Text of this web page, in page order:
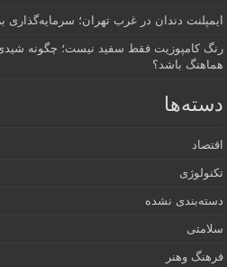
ایمپلنت دندان در غرب تهران؛ سرمایه‌گذاری
رنگ کامپوزیت فقط سفید نیست؛ چگونه شیدی
هماهنگ باشد؟
دسته‌ها
اقتصاد
تکنولوژی
دسته‌بندی نشده
سلامتی
فرهنگ وهنر